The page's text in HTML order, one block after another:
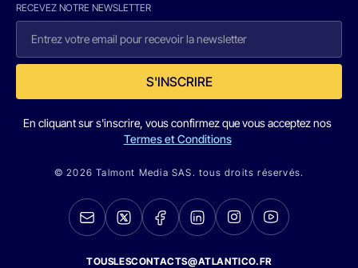
RECEVEZ NOTRE NEWSLETTER
S'INSCRIRE
En cliquant sur s'inscrire, vous confirmez que vous acceptez nos
Termes et Conditions
© 2026 Talmont Media SAS. tous droits réservés.
TOUSLESCONTACTS@ATLANTICO.FR